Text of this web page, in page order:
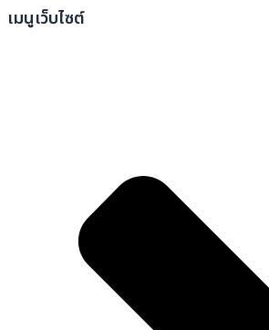
เมนูเว็บไซต์